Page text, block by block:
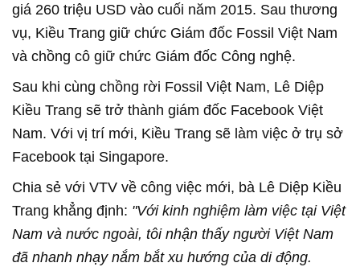
giá 260 triệu USD vào cuối năm 2015. Sau thương
vụ, Kiều Trang giữ chức Giám đốc Fossil Việt Nam
và chồng cô giữ chức Giám đốc Công nghệ.
Sau khi cùng chồng rời Fossil Việt Nam, Lê Diệp
Kiều Trang sẽ trở thành giám đốc Facebook Việt
Nam. Với vị trí mới, Kiều Trang sẽ làm việc ở trụ sở
Facebook tại Singapore.
Chia sẻ với VTV về công việc mới, bà Lê Diệp Kiều
Trang khẳng định: "Với kinh nghiệm làm việc tại Việt
Nam và nước ngoài, tôi nhận thấy người Việt Nam
đã nhanh nhạy nắm bắt xu hướng của di động.